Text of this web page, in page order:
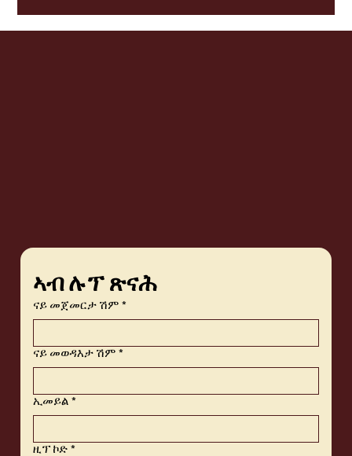
ኣብ ሉፕ ጽናሕ
ናይ መጀመርታ ሽም *
ናይ መወዳእታ ሽም *
ኢመይል *
ዚፕ ኮድ *